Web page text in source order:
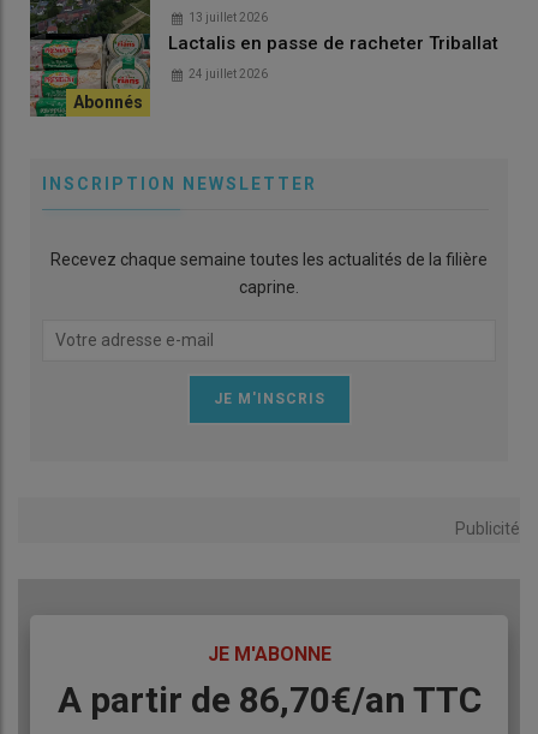
13 juillet 2026
Lactalis en passe de racheter Triballat
24 juillet 2026
INSCRIPTION NEWSLETTER
Recevez chaque semaine toutes les actualités de la filière
caprine.
Publicité
JE M'ABONNE
Body
A partir de 86,70€/an TTC